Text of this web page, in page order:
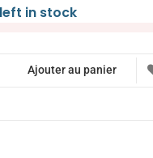
left in stock
Ajouter au panier